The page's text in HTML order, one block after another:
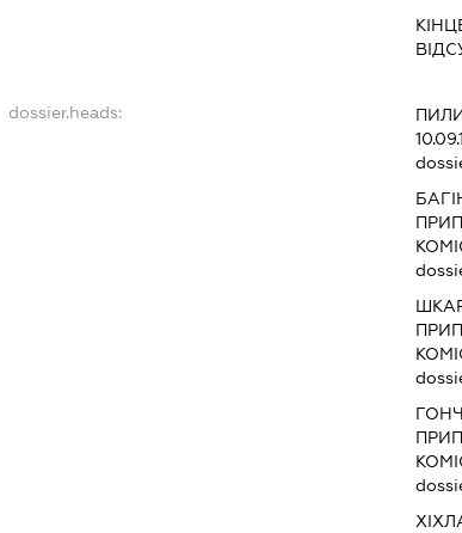
dossier.heads: